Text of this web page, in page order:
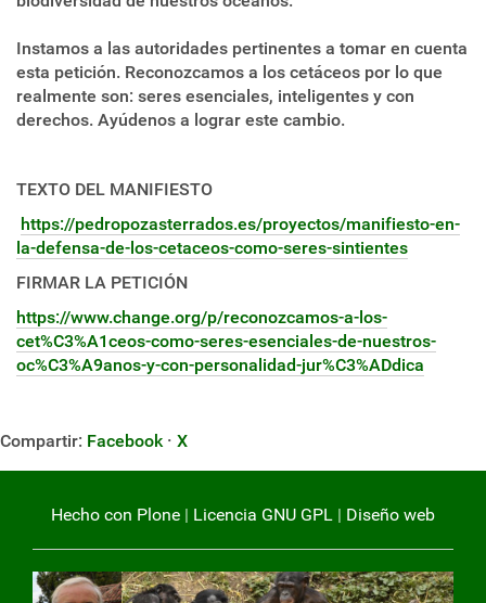
Instamos a las autoridades pertinentes a tomar en cuenta
esta petición. Reconozcamos a los cetáceos por lo que
realmente son: seres esenciales, inteligentes y con
derechos. Ayúdenos a lograr este cambio.
TEXTO DEL MANIFIESTO
https://pedropozasterrados.es/proyectos/manifiesto-en-
la-defensa-de-los-cetaceos-como-seres-sintientes
FIRMAR LA PETICIÓN
https://www.change.org/p/reconozcamos-a-los-
cet%C3%A1ceos-como-seres-esenciales-de-nuestros-
oc%C3%A9anos-y-con-personalidad-jur%C3%ADdica
Compartir: Facebook · X
Hecho con Plone | Licencia GNU GPL | Diseño web